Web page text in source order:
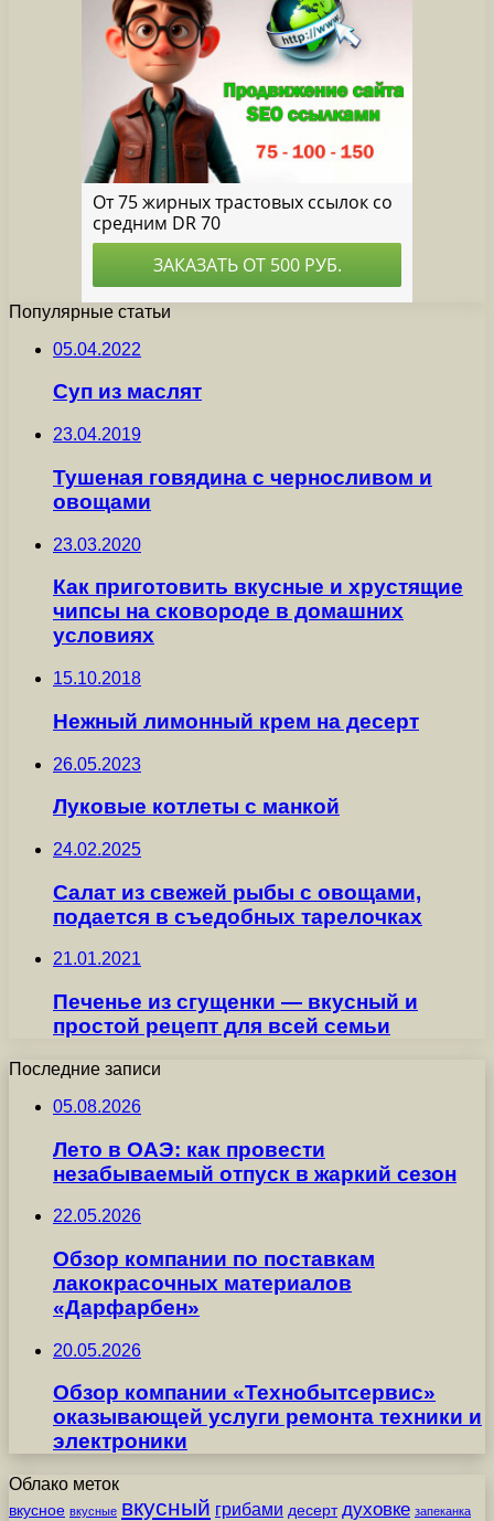
Популярные статьи
05.04.2022
Суп из маслят
23.04.2019
Тушеная говядина с черносливом и
овощами
23.03.2020
Как приготовить вкусные и хрустящие
чипсы на сковороде в домашних
условиях
15.10.2018
Нежный лимонный крем на десерт
26.05.2023
Луковые котлеты с манкой
24.02.2025
Салат из свежей рыбы с овощами,
подается в съедобных тарелочках
21.01.2021
Печенье из сгущенки — вкусный и
простой рецепт для всей семьи
Последние записи
05.08.2026
Лето в ОАЭ: как провести
незабываемый отпуск в жаркий сезон
22.05.2026
Обзор компании по поставкам
лакокрасочных материалов
«Дарфарбен»
20.05.2026
Обзор компании «Технобытсервис»
оказывающей услуги ремонта техники и
электроники
Облако меток
вкусное вкусные вкусный грибами десерт духовке запеканка